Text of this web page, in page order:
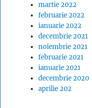
martie 2022
februarie 2022
ianuarie 2022
decembrie 2021
noiembrie 2021
februarie 2021
ianuarie 2021
decembrie 2020
aprilie 202